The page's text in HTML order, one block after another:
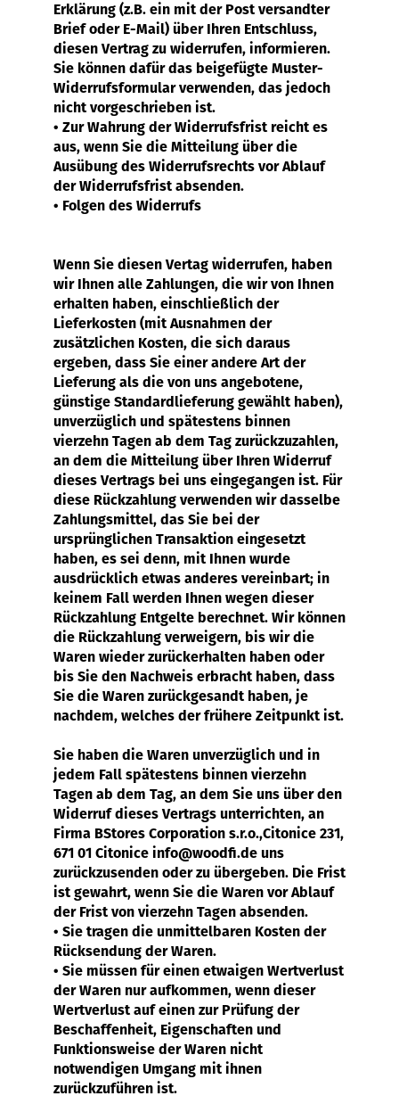
Erklärung (z.B. ein mit der Post versandter
Brief oder E-Mail) über Ihren Entschluss,
diesen Vertrag zu widerrufen, informieren.
Sie können dafür das beigefügte Muster-
Widerrufsformular verwenden, das jedoch
nicht vorgeschrieben ist.
• Zur Wahrung der Widerrufsfrist reicht es
aus, wenn Sie die Mitteilung über die
Ausübung des Widerrufsrechts vor Ablauf
der Widerrufsfrist absenden.
• Folgen des Widerrufs
Wenn Sie diesen Vertag widerrufen, haben
wir Ihnen alle Zahlungen, die wir von Ihnen
erhalten haben, einschließlich der
Lieferkosten (mit Ausnahmen der
zusätzlichen Kosten, die sich daraus
ergeben, dass Sie einer andere Art der
Lieferung als die von uns angebotene,
günstige Standardlieferung gewählt haben),
unverzüglich und spätestens binnen
vierzehn Tagen ab dem Tag zurückzuzahlen,
an dem die Mitteilung über Ihren Widerruf
dieses Vertrags bei uns eingegangen ist. Für
diese Rückzahlung verwenden wir dasselbe
Zahlungsmittel, das Sie bei der
ursprünglichen Transaktion eingesetzt
haben, es sei denn, mit Ihnen wurde
ausdrücklich etwas anderes vereinbart; in
keinem Fall werden Ihnen wegen dieser
Rückzahlung Entgelte berechnet. Wir können
die Rückzahlung verweigern, bis wir die
Waren wieder zurückerhalten haben oder
bis Sie den Nachweis erbracht haben, dass
Sie die Waren zurückgesandt haben, je
nachdem, welches der frühere Zeitpunkt ist.
Sie haben die Waren unverzüglich und in
jedem Fall spätestens binnen vierzehn
Tagen ab dem Tag, an dem Sie uns über den
Widerruf dieses Vertrags unterrichten, an
Firma BStores Corporation s.r.o.,Citonice 231,
671 01 Citonice info@woodfi.de uns
zurückzusenden oder zu übergeben. Die Frist
ist gewahrt, wenn Sie die Waren vor Ablauf
der Frist von vierzehn Tagen absenden.
• Sie tragen die unmittelbaren Kosten der
Rücksendung der Waren.
• Sie müssen für einen etwaigen Wertverlust
der Waren nur aufkommen, wenn dieser
Wertverlust auf einen zur Prüfung der
Beschaffenheit, Eigenschaften und
Funktionsweise der Waren nicht
notwendigen Umgang mit ihnen
zurückzuführen ist.